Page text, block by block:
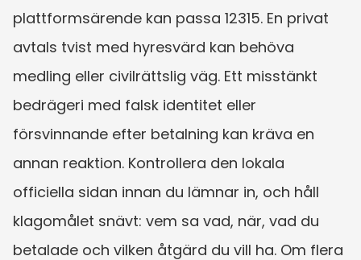
plattformsärende kan passa 12315. En privat
avtals tvist med hyresvärd kan behöva
medling eller civilrättslig väg. Ett misstänkt
bedrägeri med falsk identitet eller
försvinnande efter betalning kan kräva en
annan reaktion. Kontrollera den lokala
officiella sidan innan du lämnar in, och håll
klagomålet snävt: vem sa vad, när, vad du
betalade och vilken åtgärd du vill ha. Om flera